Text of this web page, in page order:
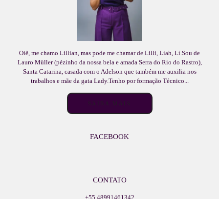
Oiê, me chamo Lillian, mas pode me chamar de Lilli, Liah, Lí.Sou de
Lauro Müller (pézinho da nossa bela e amada Serra do Rio do Rastro),
Santa Catarina, casada com o Adelson que também me auxilia nos
trabalhos e mãe da gata Lady.Tenho por formação Técnico...
SAIBA MAIS
FACEBOOK
CONTATO
+55 48991461342